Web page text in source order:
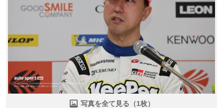
写真を全て見る（1枚）